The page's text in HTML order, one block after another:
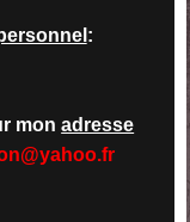
:
monadresse